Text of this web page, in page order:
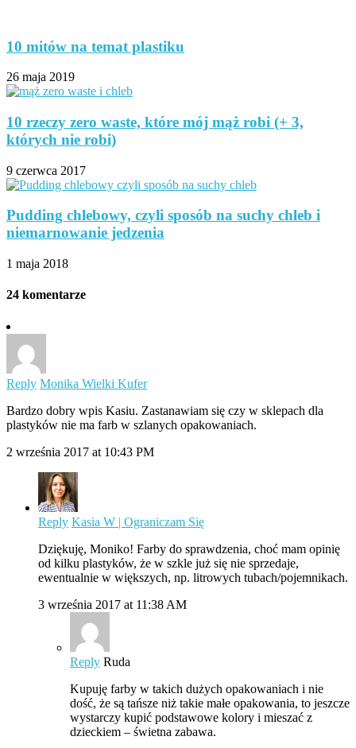
10 mitów na temat plastiku
26 maja 2019
10 rzeczy zero waste, które mój mąż robi (+ 3,
których nie robi)
9 czerwca 2017
Pudding chlebowy, czyli sposób na suchy chleb i
niemarnowanie jedzenia
1 maja 2018
24 komentarze
Reply Monika Wielki Kufer
Bardzo dobry wpis Kasiu. Zastanawiam się czy w sklepach dla
plastyków nie ma farb w szlanych opakowaniach.
2 września 2017 at 10:43 PM
Reply Kasia W | Ograniczam Się
Dziękuję, Moniko! Farby do sprawdzenia, choć mam opinię
od kilku plastyków, że w szkle już się nie sprzedaje,
ewentualnie w większych, np. litrowych tubach/pojemnikach.
3 września 2017 at 11:38 AM
Reply Ruda
Kupuję farby w takich dużych opakowaniach i nie
dość, że są tańsze niż takie małe opakowania, to jeszcze
wystarczy kupić podstawowe kolory i mieszać z
dzieckiem – świetna zabawa.